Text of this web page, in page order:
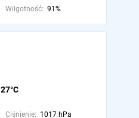
Wilgotność: 91%
27°C
Ciśnienie: 1017 hPa